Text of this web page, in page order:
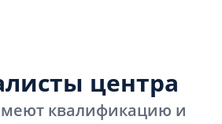
центра
квалификацию и